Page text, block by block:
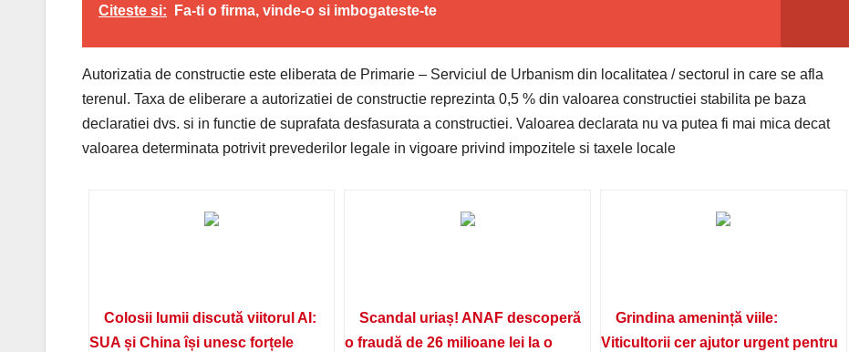
Citeste si: Fa-ti o firma, vinde-o si imbogateste-te
Autorizatia de constructie este eliberata de Primarie – Serviciul de Urbanism din localitatea / sectorul in care se afla
terenul. Taxa de eliberare a autorizatiei de constructie reprezinta 0,5 % din valoarea constructiei stabilita pe baza
declaratiei dvs. si in functie de suprafata desfasurata a constructiei. Valoarea declarata nu va putea fi mai mica decat
valoarea determinata potrivit prevederilor legale in vigoare privind impozitele si taxele locale
Colosii lumii discută viitorul AI:
SUA și China își unesc forțele
Scandal uriaș! ANAF descoperă
o fraudă de 26 milioane lei la o
Grindina amenință viile:
Viticultorii cer ajutor urgent pentru